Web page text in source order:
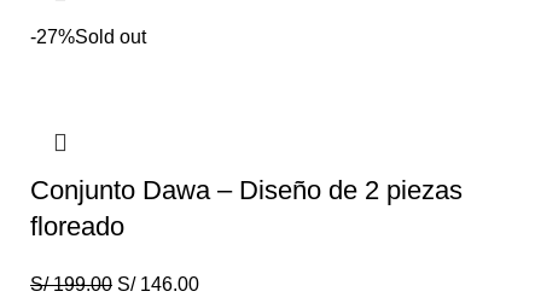
-27%Sold out
Conjunto Dawa – Diseño de 2 piezas
floreado
S/199.00 S/146.00